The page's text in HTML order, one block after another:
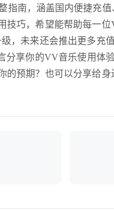
指南，涵盖国内便捷充
技巧，希望能帮助每一
，未来还会推出更多充
分享你的VV音乐使用
的预期？也可以分享给